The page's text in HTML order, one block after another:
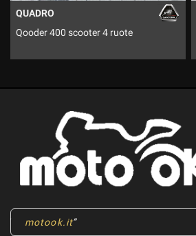
ALTRE MOTO O TIPOLOGIE
Elettrico Sur-Ron Light Bee X
motook.it